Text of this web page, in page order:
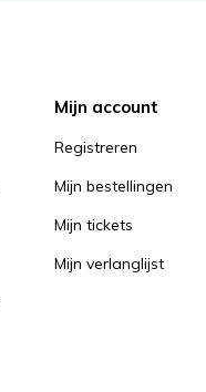
Mijn account
Registreren
Mijn bestellingen
Mijn tickets
Mijn verlanglijst